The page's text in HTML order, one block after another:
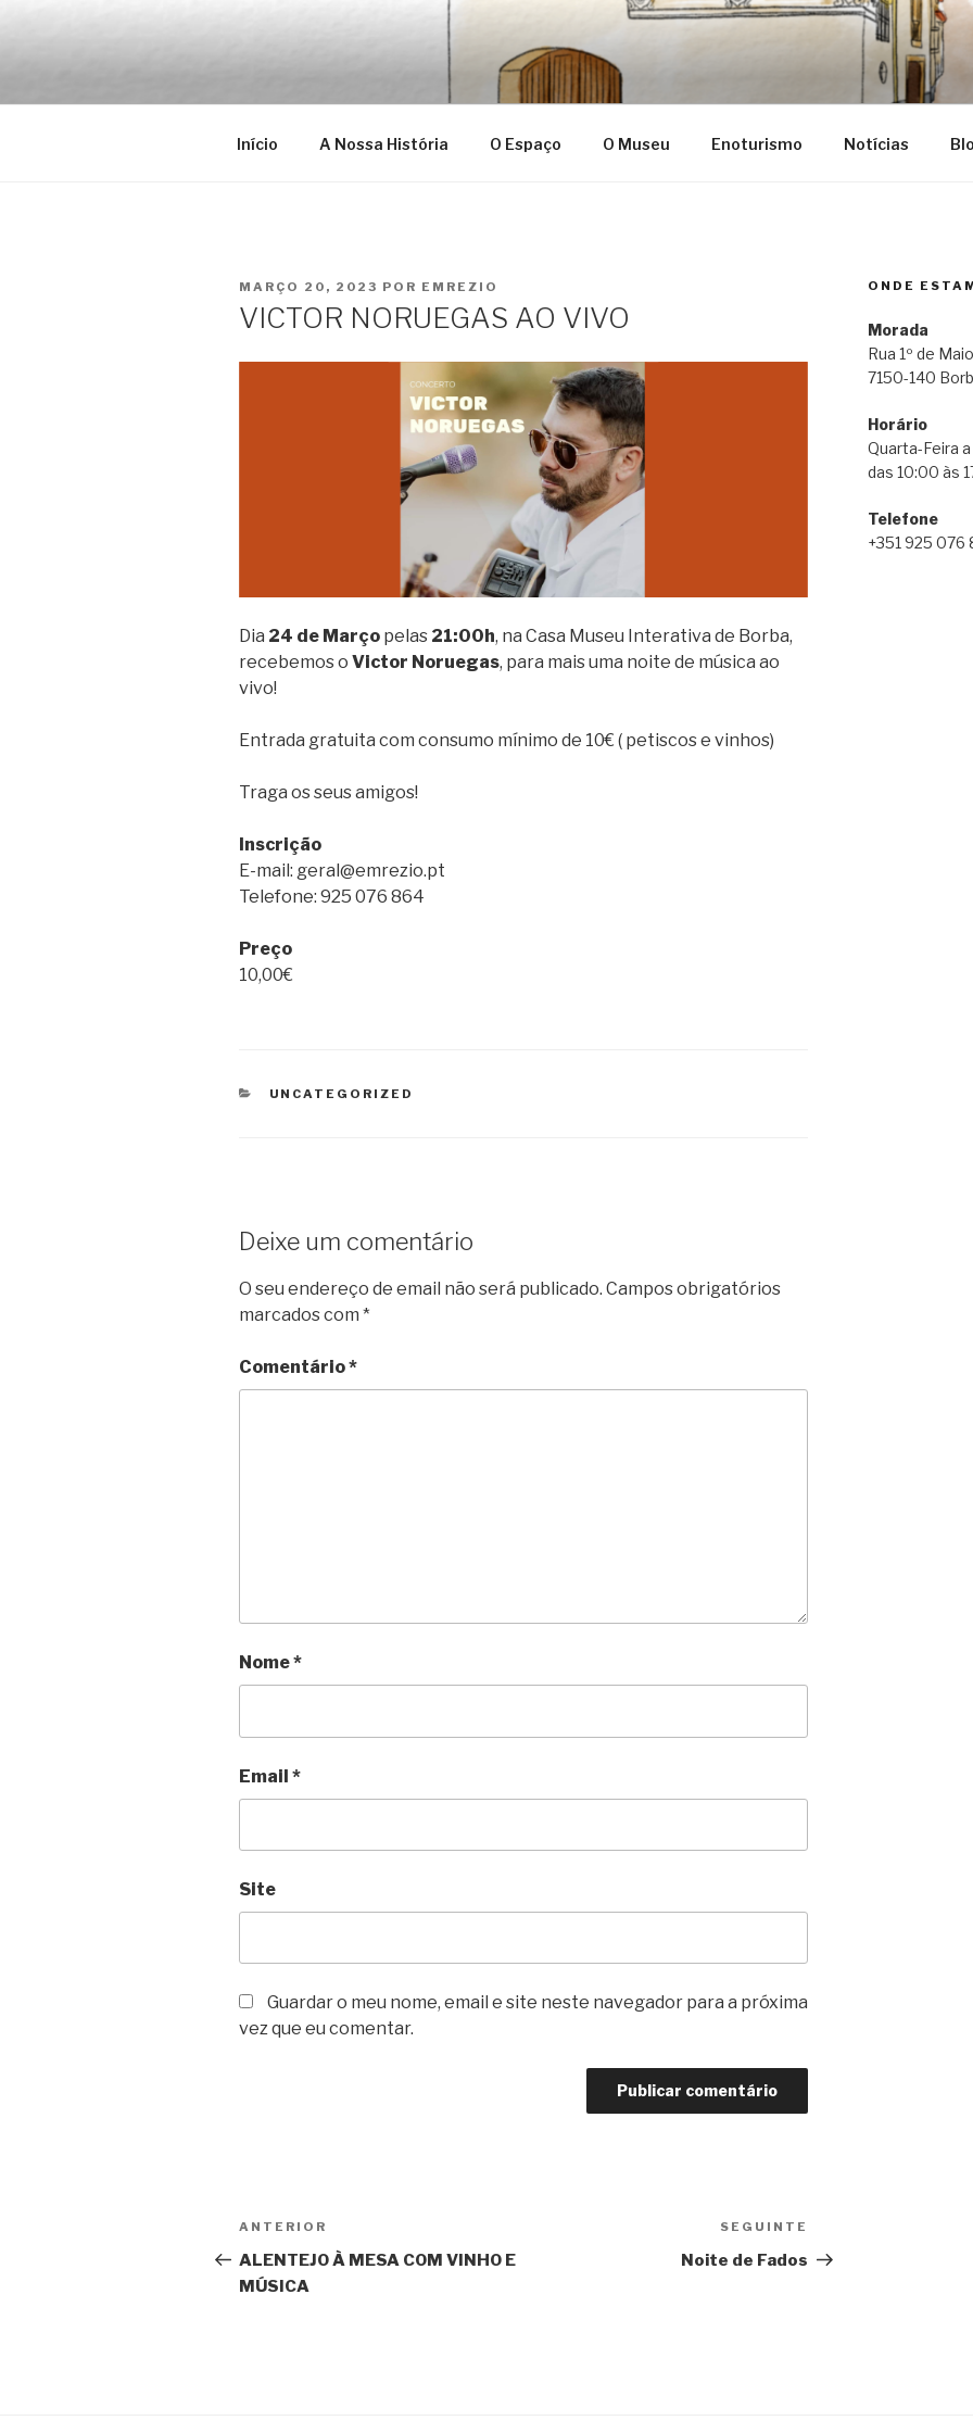
EMRÉZIO
Casa Museu Interativa de Borba
Início A Nossa História O Espaço O Museu Enoturismo Notícias
PUBLICADO
MARÇO 20, 2023 POR EMREZIO
VICTOR NORUEGAS AO VIVO
Dia 24 de Março pelas 21:00h, na Casa Museu Interativa de Borba,
recebemos o Victor Noruegas, para mais uma noite de música ao
vivo!
Entrada gratuita com consumo mínimo de 10€ ( petiscos e vinhos)
Traga os seus amigos!
Inscrição
E-mail: geral@emrezio.pt
Telefone: 925 076 864
Preço
10,00€
CATEGORIAS
UNCATEGORIZED
Deixe um comentário
O seu endereço de email não será publicado. Campos obrigatórios
marcados com *
Comentário*
Nome*
Email *
Site
Guardar o meu nome, email e site neste navegador para a próxima
vez que eu comentar.
Navegação
de
artigos
Conteúdo
anterior
ANTERIOR
ALENTEJO À MESA COM VINHO E
MÚSICA
seguinte
SEGUINTE
Noite de Fados
ONDE
Morada
Rua 1º de
7150-140
Horário
Quarta-Feira
das 10:00 às
Telefone
+351 925 076